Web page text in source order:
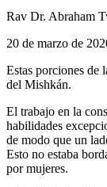
Rav Dr. Abraham
20 de marzo de
Estas porciones de
del Mishkán.
El trabajo en la
habilidades
de modo que un
Esto no estaba
por mujeres.